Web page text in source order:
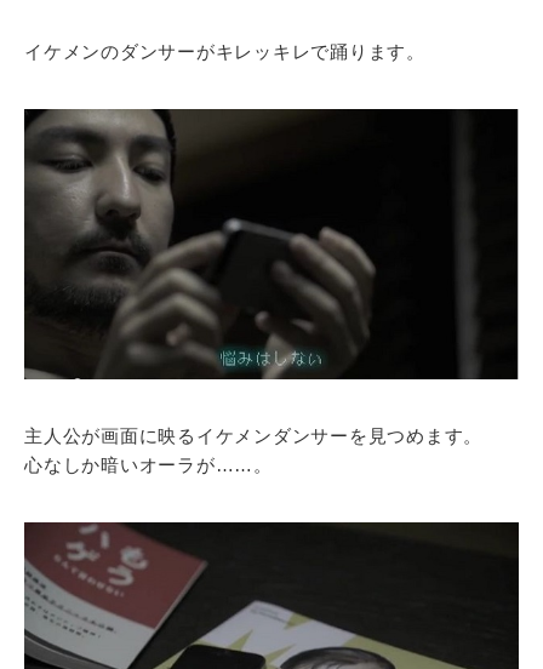
イケメンのダンサーがキレッキレで踊ります。
主人公が画面に映るイケメンダンサーを見つめます。
心なしか暗いオーラが……。